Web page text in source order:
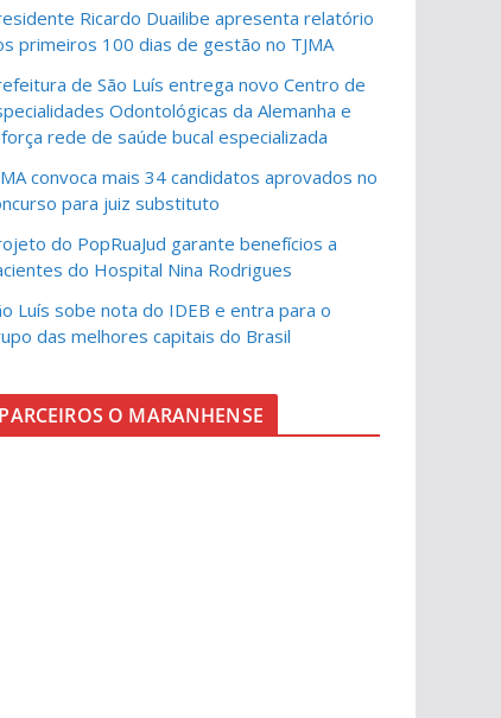
Ricardo Duailibe apresenta relatório
primeiros 100 dias de gestão no TJMA
de São Luís entrega novo Centro de
Odontológicas da Alemanha e
rede de saúde bucal especializada
convoca mais 34 candidatos aprovados no
para juiz substituto
do PopRuaJud garante benefícios a
do Hospital Nina Rodrigues
Luís sobe nota do IDEB e entra para o
das melhores capitais do Brasil
PARCEIROS O MARANHENSE